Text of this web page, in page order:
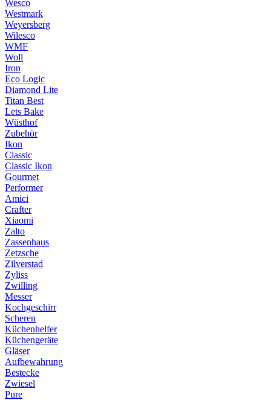
Wesco
Westmark
Weyersberg
Wilesco
WMF
Woll
Iron
Eco Logic
Diamond Lite
Titan Best
Lets Bake
Wüsthof
Zubehör
Ikon
Classic
Classic Ikon
Gourmet
Performer
Amici
Crafter
Xiaomi
Zalto
Zassenhaus
Zetzsche
Zilverstad
Zyliss
Zwilling
Messer
Kochgeschirr
Scheren
Küchenhelfer
Küchengeräte
Gläser
Aufbewahrung
Bestecke
Zwiesel
Pure